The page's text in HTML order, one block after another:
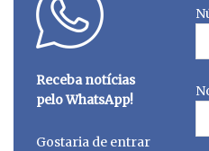
Receba notícias
pelo WhatsApp!
Gostaria de entrar